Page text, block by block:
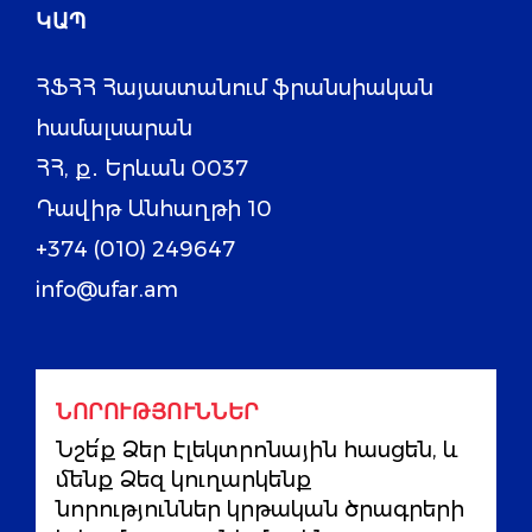
ԿԱՊ
ՀՖՀՀ Հայաստանում ֆրանսիական
համալսարան
ՀՀ, ք․ Երևան 0037
Դավիթ Անհաղթի 10
+374 (010) 249647
info@ufar.am
ՆՈՐՈՒԹՅՈՒՆՆԵՐ
Նշե՛ք Ձեր էլեկտրոնային հասցեն, և
մենք Ձեզ կուղարկենք
նորություններ կրթական ծրագրերի